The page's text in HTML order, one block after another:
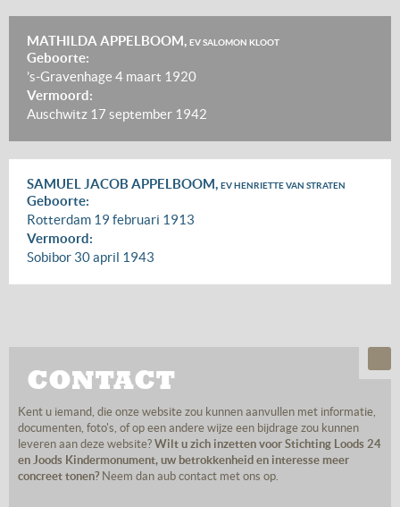
MATHILDA APPELBOOM, EV SALOMON KLOOT
Geboorte:
’s-Gravenhage 4 maart 1920
Vermoord:
Auschwitz 17 september 1942
SAMUEL JACOB APPELBOOM, EV HENRIETTE VAN STRATEN
Geboorte:
Rotterdam 19 februari 1913
Vermoord:
Sobibor 30 april 1943
CONTACT
Kent u iemand, die onze website zou kunnen aanvullen met informatie,
documenten, foto's, of op een andere wijze een bijdrage zou kunnen
leveren aan deze website? Wilt u zich inzetten voor Stichting Loods 24
en Joods Kindermonument, uw betrokkenheid en interesse meer
concreet tonen? Neem dan aub contact met ons op.